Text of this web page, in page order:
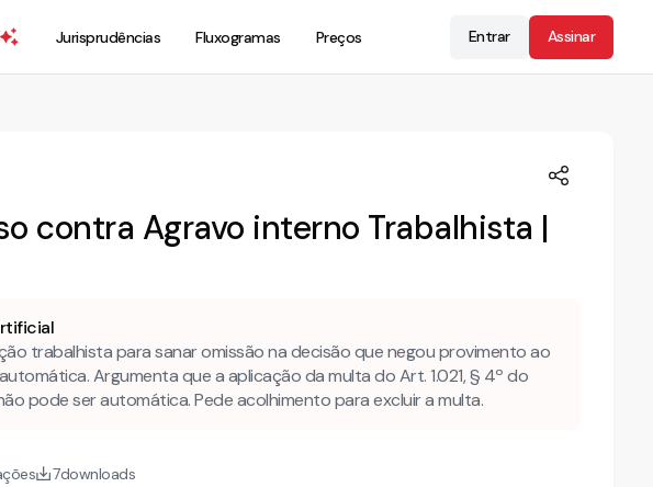
Jurisprudências Fluxogramas Preços Entrar Assinar
contra Agravo interno Trabalhista |
trabalhista para sanar omissão na decisão que negou provimento ao
Argumenta que a aplicação da multa do Art. 1.021, § 4º do
pode ser automática. Pede acolhimento para excluir a multa.
7downloads